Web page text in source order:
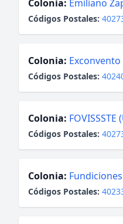
Colonia: Emiliano
Códigos Postales:
Colonia:
Códigos Postales:
Colonia:
Códigos Postales:
Colonia:
Códigos Postales: